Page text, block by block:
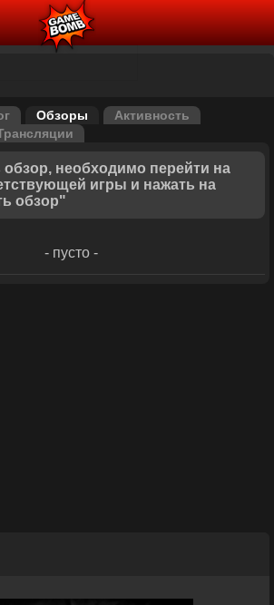
Обзоры
Активность
необходимо перейти на
игры и нажать на
обзор"
- пусто -